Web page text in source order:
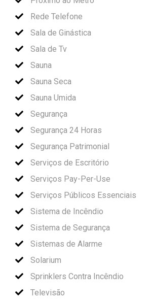
Rede Telefone
Sala de Ginástica
Sala de Tv
Sauna
Sauna Seca
Sauna Umida
Segurança
Segurança 24 Horas
Segurança Patrimonial
Serviços de Escritório
Serviços Pay-Per-Use
Serviços Públicos Essenciais
Sistema de Incêndio
Sistema de Segurança
Sistemas de Alarme
Solarium
Sprinklers Contra Incêndio
Televisão